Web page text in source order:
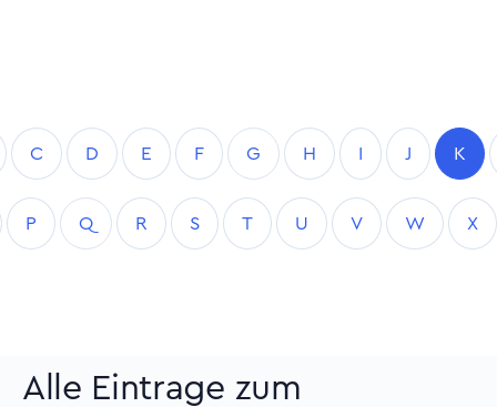
C D E F G H I J K
P Q R S T U V W X
Alle Eintrage zum